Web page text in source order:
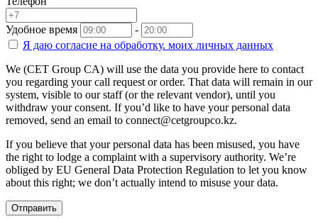
Удобное время
-
Я даю согласие на обработку. моих личных данных
We (CET Group CA) will use the data you provide here to contact
you regarding your call request or order. That data will remain in our
system, visible to our staff (or the relevant vendor), until you
withdraw your consent. If you’d like to have your personal data
removed, send an email to connect@cetgroupco.kz.
If you believe that your personal data has been misused, you have
the right to lodge a complaint with a supervisory authority. We’re
obliged by EU General Data Protection Regulation to let you know
about this right; we don’t actually intend to misuse your data.
Отправить